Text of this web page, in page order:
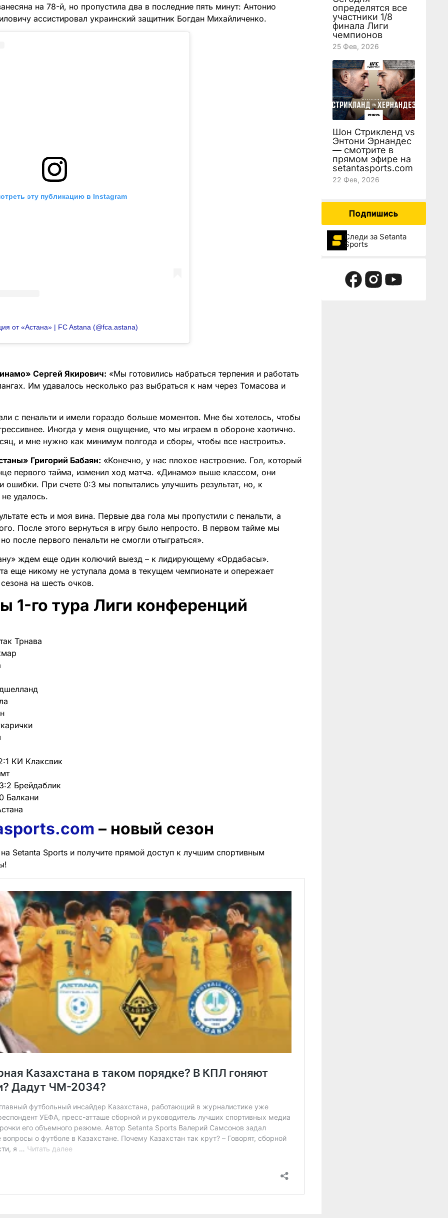
на 78-й, но пропустила два в последние пять минут: Антонио
ассистировал украинский защитник Богдан Михайличенко.
эту публикацию в Instagram
от «Астана» | FC Astana (@fca.astana)
Сергей Якирович: «Мы готовились набраться терпения и работать
Им удавалось несколько раз выбраться к нам через Томасова и
с пенальти и имели гораздо больше моментов. Мне бы хотелось, чтобы
Иногда у меня ощущение, что мы играем в обороне хаотично.
и мне нужно как минимум полгода и сборы, чтобы все настроить».
Григорий Бабаян: «Конечно, у нас плохое настроение. Гол, который
первого тайма, изменил ход матча. «Динамо» выше классом, они
ошибки. При счете 0:3 мы попытались улучшить результат, но, к
удалось.
есть и моя вина. Первые два гола мы пропустили с пенальти, а
После этого вернуться в игру было непросто. В первом тайме мы
после первого пенальти не смогли отыграться».
ждем еще один колючий выезд – к лидирующему «Ордабасы».
еще никому не уступала дома в текущем чемпионате и опережает
на шесть очков.
1-го тура Лиги конференций
Трнава
КИ Клаксвик
Брейдаблик
Балкани
– новый сезон
Setanta Sports и получите прямой доступ к лучшим спортивным
определятся все
участники 1/8
финала Лиги
чемпионов
25 Фев, 2026
Шон Стрикленд vs
Энтони Эрнандес
— смотрите в
прямом эфире на
setantasports.com
22 Фев, 2026
Подпишись
Следи за Setanta
Sports